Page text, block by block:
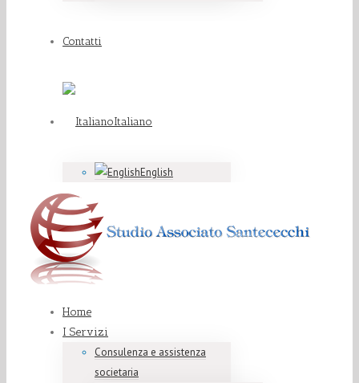
Contatti
Italiano
English
Home
I Servizi
Consulenza e assistenza
societaria